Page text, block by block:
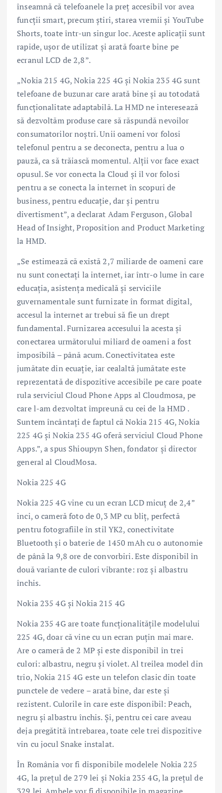
înseamnă că telefoanele la preț accesibil vor avea
funcții smart, precum știri, starea vremii și YouTube
Shorts, toate într-un singur loc. Aceste aplicații sunt
rapide, ușor de utilizat și arată foarte bine pe
ecranul LCD de 2,8”.
„Nokia 215 4G, Nokia 225 4G și Nokia 235 4G sunt
telefoane de buzunar care arată bine și au totodată
funcționalitate adaptabilă. La HMD ne interesează
să dezvoltăm produse care să răspundă nevoilor
consumatorilor noștri. Unii oameni vor folosi
telefonul pentru a se deconecta, pentru a lua o
pauză, ca să trăiască momentul. Alții vor face exact
opusul. Se vor conecta la Cloud și îl vor folosi
pentru a se conecta la internet în scopuri de
business, pentru educație, dar și pentru
divertisment”, a declarat Adam Ferguson, Global
Head of Insight, Proposition and Product Marketing
la HMD.
„Se estimează că există 2,7 miliarde de oameni care
nu sunt conectați la internet, iar într-o lume în care
educația, asistența medicală și serviciile
guvernamentale sunt furnizate în format digital,
accesul la internet ar trebui să fie un drept
fundamental. Furnizarea accesului la acesta și
conectarea următorului miliard de oameni a fost
imposibilă – până acum. Conectivitatea este
jumătate din ecuație, iar cealaltă jumătate este
reprezentată de dispozitive accesibile pe care poate
rula serviciul Cloud Phone Apps al Cloudmosa, pe
care l-am dezvoltat împreună cu cei de la HMD .
Suntem încântați de faptul că Nokia 215 4G, Nokia
225 4G și Nokia 235 4G oferă serviciul Cloud Phone
Apps.”, a spus Shioupyn Shen, fondator și director
general al CloudMosa.
Nokia 225 4G
Nokia 225 4G vine cu un ecran LCD micuț de 2,4”
inci, o cameră foto de 0,3 MP cu bliț, perfectă
pentru fotografiile în stil YK2, conectivitate
Bluetooth și o baterie de 1450 mAh cu o autonomie
de până la 9,8 ore de convorbiri. Este disponibil în
două variante de culori vibrante: roz și albastru
închis.
Nokia 235 4G și Nokia 215 4G
Nokia 235 4G are toate funcționalitățile modelului
225 4G, doar că vine cu un ecran puțin mai mare.
Are o cameră de 2 MP și este disponibil în trei
culori: albastru, negru și violet. Al treilea model din
trio, Nokia 215 4G este un telefon clasic din toate
punctele de vedere – arată bine, dar este și
rezistent. Culorile în care este disponibil: Peach,
negru și albastru închis. Și, pentru cei care aveau
deja pregătită întrebarea, toate cele trei dispozitive
vin cu jocul Snake instalat.
În România vor fi disponibile modelele Nokia 225
4G, la prețul de 279 lei și Nokia 235 4G, la prețul de